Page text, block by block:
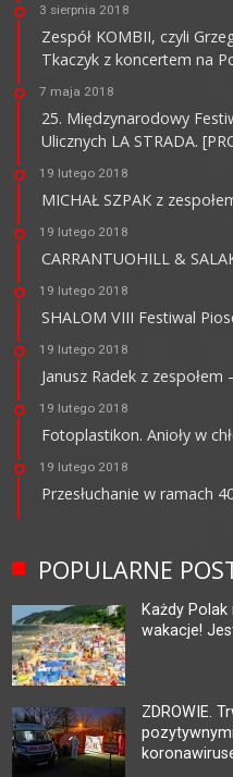
3 sierpnia 2018
Zespół KOMBII, czyli
Tkaczyk z koncertem na
7 maja 2018
25. Międzynarodowy
Ulicznych LA STRADA.
19 lutego 2018
MICHAŁ SZPAK z
19 lutego 2018
CARRANTUOHILL &
19 lutego 2018
SHALOM VIII Festiwal
19 lutego 2018
Janusz Radek z
19 lutego 2018
Fotoplastikon. Anioły w
19 lutego 2018
Przesłuchanie w ramach
POPULARNE
Każdy
wakacje!
ZDROWIE.